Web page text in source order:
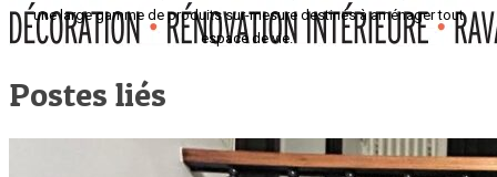
une large gamme de produits sur-mesure destinés à aménager tout
espace de vie.
Postes liés